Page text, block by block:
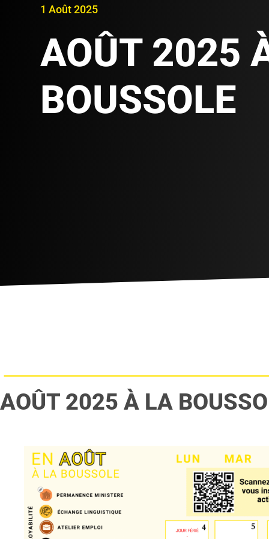
1 Août 2025
AOÛT 2025
BOUSSOLE
AOÛT 2025 À LA